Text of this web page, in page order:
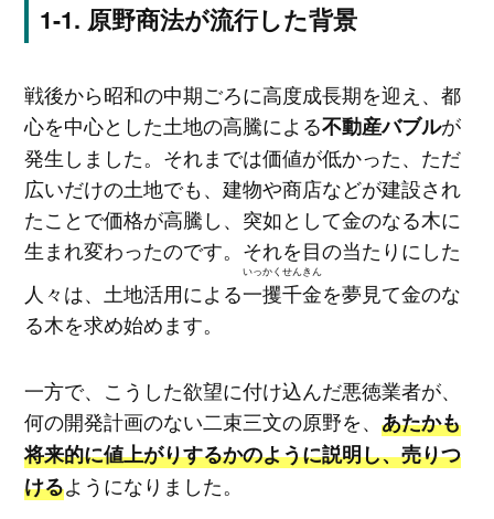
原野商法が流行した背景
戦後から昭和の中期ごろに高度成長期を迎え、都
心を中心とした土地の高騰による不動産バブルが
発生しました。それまでは価値が低かった、ただ
広いだけの土地でも、建物や商店などが建設され
たことで価格が高騰し、突如として金のなる木に
生まれ変わったのです。それを目の当たりにした
人々は、土地活用による一攫千金
いっかくせんきん
を夢見て金のな
る木を求め始めます。
一方で、こうした欲望に付け込んだ悪徳業者が、
何の開発計画のない二束三文の原野を、 あたかも
将来的に値上がりするかのように説明し、売りつ
けるようになりました。